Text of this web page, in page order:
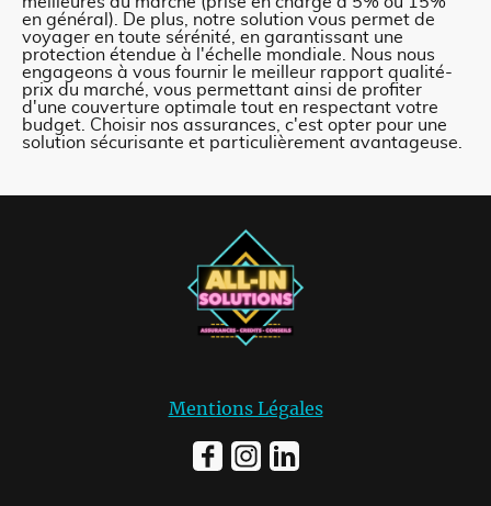
en général). De plus, notre solution vous permet de
voyager en toute sérénité, en garantissant une
protection étendue à l'échelle mondiale. Nous nous
engageons à vous fournir le meilleur rapport qualité-
prix du marché, vous permettant ainsi de profiter
d'une couverture optimale tout en respectant votre
budget. Choisir nos assurances, c'est opter pour une
solution sécurisante et particulièrement avantageuse.
Mentions Légales